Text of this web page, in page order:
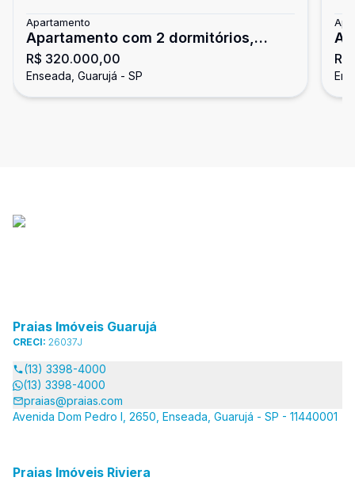
Apartamento
Apartamento com 2 dormitórios,
Enseada, Guarujá
R$ 320.000,00
Enseada, Guarujá - SP
Praias Imóveis Guarujá
CRECI: 26037J
(13) 3398-4000
(13) 3398-4000
praias@praias.com
Avenida Dom Pedro I, 2650, Enseada, Guarujá - SP - 11440001
Praias Imóveis Riviera